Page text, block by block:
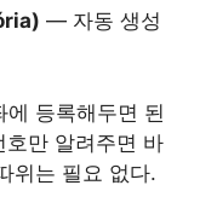
— 자동 생성
등록해두면 된
호만 알려주면 바
위는 필요 없다.